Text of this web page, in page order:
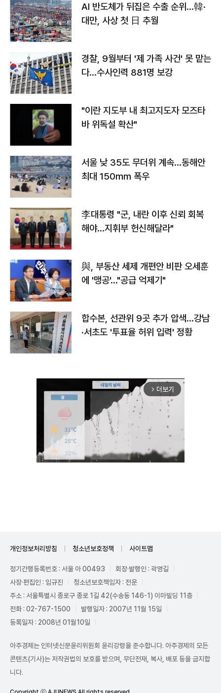
AI 반도체가 뒤집은 수출 순위…韓·
대만, 사상 첫 日 추월
경찰, 9월부터 '제 가족 사건' 못 맡는
다…수사인력 881명 보강
"이란 지도부 내 최고지도자 모즈타
바 위독설 확산"
서울 낮 35도 무더위 계속…동해안
최대 150㎜ 폭우
李대통령 "군, 내란 이후 신뢰 회복
해야…지휘부 헌신해달라"
與, 부동산 세제 개편안 비판 오세훈
에 '맹공'…"공급 억제기"
합수본, 선관위 9곳 추가 압색…강남
·서초도 '투표율 허위 입력' 정황
arrow_forward_ios 더보기
개인정보처리방침 청소년보호정책 사이트맵
정기간행등록번호 : 서울 아 00493
회장·발행인 : 곽영길
사장·편집인 : 임규진
청소년보호책임자 : 전운
주소 : 서울특별시 종로구 종로 1길 42(수송동 146-1) 이마빌딩 11층
전화 : 02-767-1500
발행일자 : 2007년 11월 15일
등록일자 : 2008년 01월10일
아주경제는 인터넷신문윤리위원회 윤리강령을 준수합니다. 아주경제의 모든
콘텐츠(기사)는 저작권법의 보호를 받으며, 무단전재, 복사, 배포 등을 금지합
니다.